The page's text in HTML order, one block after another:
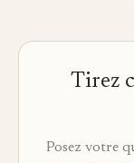
Tirez
Posez votre